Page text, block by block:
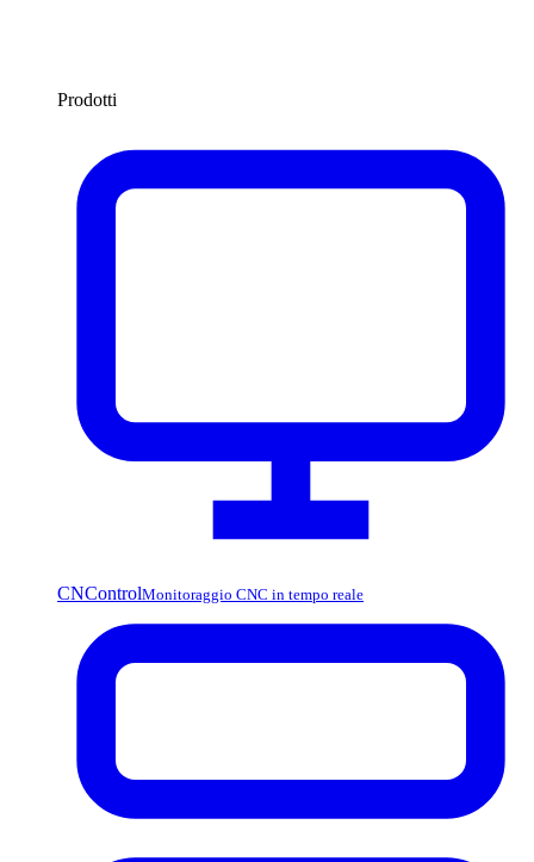
Prodotti
CNControlMonitoraggio CNC in tempo reale